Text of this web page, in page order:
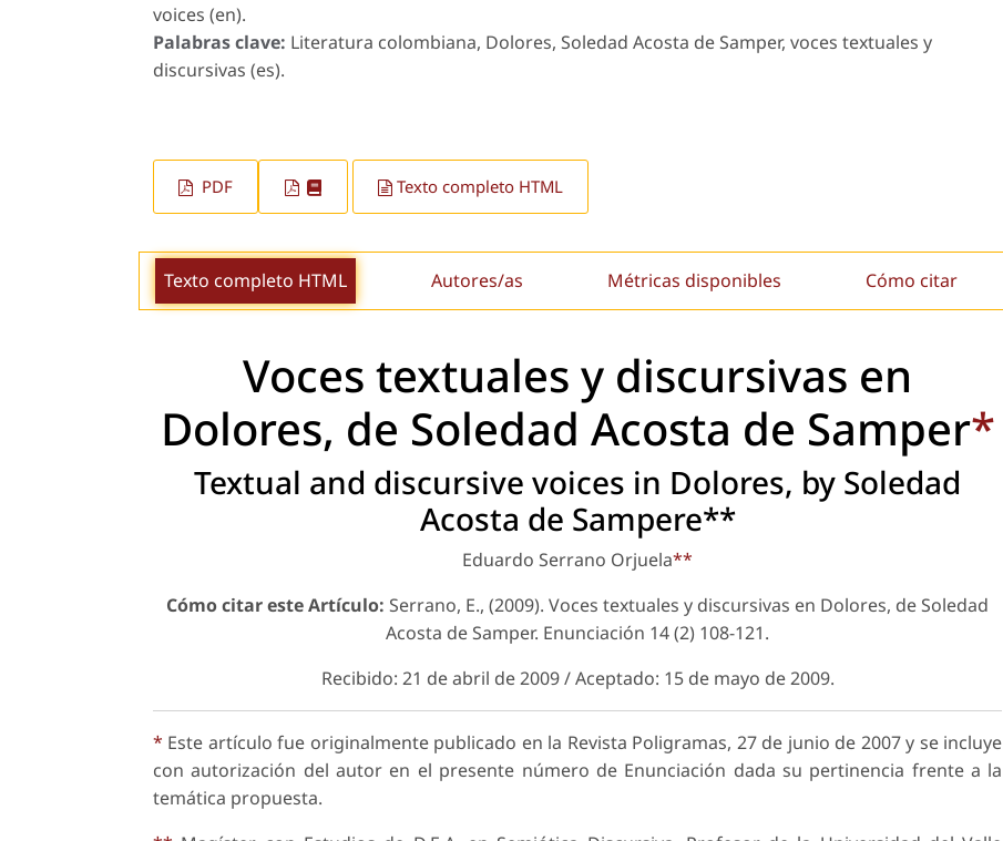
voices (en).
Palabras clave: Literatura colombiana, Dolores, Soledad Acosta de Samper, voces textuales y
discursivas (es).
PDF Texto completo HTML
Texto completo HTML Autores/as Métricas disponibles Cómo citar
Voces textuales y discursivas en
Dolores, de Soledad Acosta de Samper*
Textual and discursive voices in Dolores, by Soledad
Acosta de Sampere**
Eduardo Serrano Orjuela**
Cómo citar este Artículo:Serrano, E., (2009). Voces textuales y discursivas en Dolores, de Soledad
Acosta de Samper. Enunciación 14 (2) 108-121.
Recibido: 21 de abril de 2009 / Aceptado: 15 de mayo de 2009.
* Este artículo fue originalmente publicado en la Revista Poligramas, 27 de junio de 2007 y se incluye
con autorización del autor en el presente número de Enunciación dada su pertinencia frente a la
temática propuesta.